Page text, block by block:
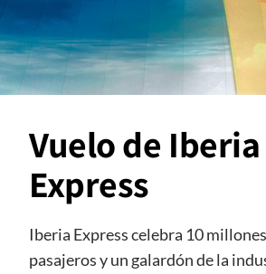
Vuelo de Iberia
Express
Iberia Express celebra 10
pasajeros y un galardón de la